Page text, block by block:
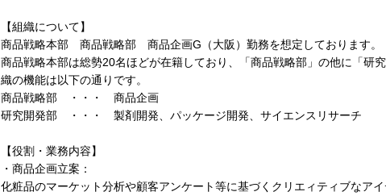
【組織について】
商品戦略本部 商品戦略部 商品企画G（大阪）勤務を想定しております。
商品戦略本部は総勢20名ほどが在籍しており、「商品戦略部」の他に「研
織の機能は以下の通りです。
商品戦略部 ・・・ 商品企画
研究開発部 ・・・ 製剤開発、パッケージ開発、サイエンスリサーチ
【役割・業務内容】
・商品企画立案：
化粧品のマーケット分析や顧客アンケート等に基づくクリエィティブなア